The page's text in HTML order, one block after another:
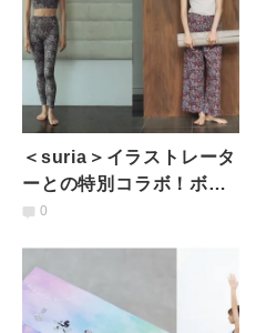
＜suria＞イラストレータ
ーとの特別コラボ！ボタ
ニカル柄やプリントTが登
0